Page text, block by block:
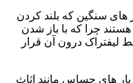
های سنگین که بلند کردن
چرا که با باز شدن
لیفتراک درون آن قرار
های حساس مانند اثاث